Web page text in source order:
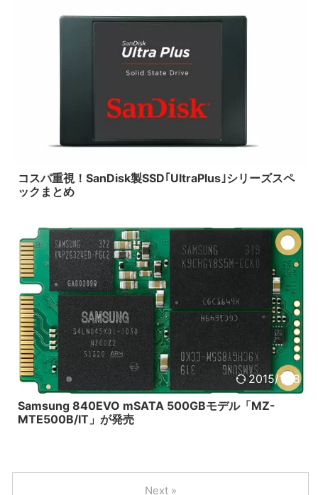
2015/2/10
コスパ重視！SanDisk製SSD｢UltraPlus｣シリーズスペ
ックまとめ
2015/1/18
Samsung 840EVO mSATA 500GBモデル「MZ-
MTE500B/IT」が発売
Next »